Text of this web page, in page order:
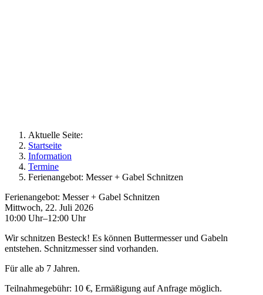
Aktuelle Seite:
Startseite
Information
Termine
Ferienangebot: Messer + Gabel Schnitzen
Ferienangebot: Messer + Gabel Schnitzen
Mittwoch, 22. Juli 2026
10:00 Uhr–12:00 Uhr
Wir schnitzen Besteck! Es können Buttermesser und Gabeln
entstehen. Schnitzmesser sind vorhanden.
Für alle ab 7 Jahren.
Teilnahmegebühr: 10 €, Ermäßigung auf Anfrage möglich.